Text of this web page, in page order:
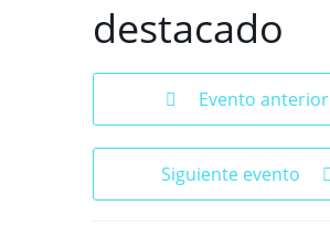
destacado
Evento anterior
Siguiente evento